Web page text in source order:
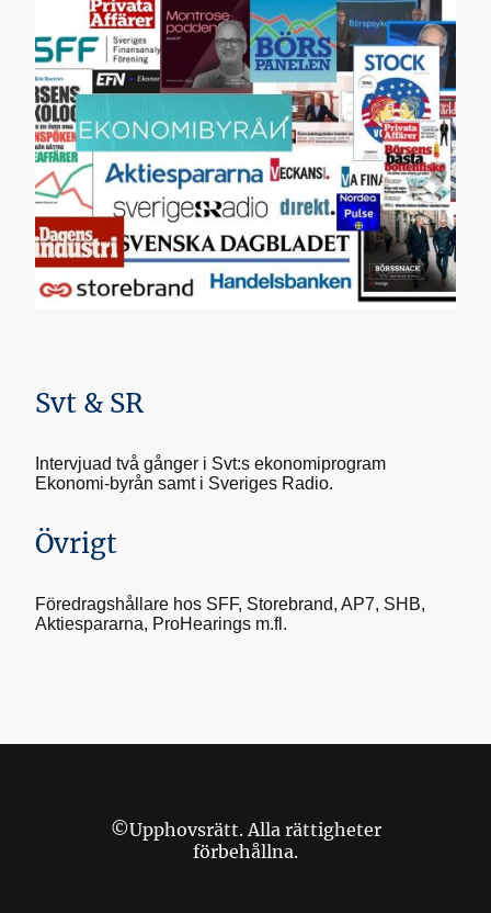
Svt & SR
Intervjuad två gånger i Svt:s ekonomiprogram
Ekonomi-byrån samt i Sveriges Radio.
Övrigt
Föredragshållare hos SFF, Storebrand, AP7, SHB,
Aktiespararna, ProHearings m.fl.
©Upphovsrätt. Alla rättigheter
förbehållna.